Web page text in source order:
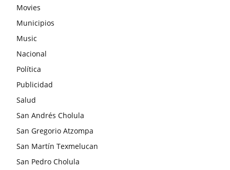
Movies
Municipios
Music
Nacional
Política
Publicidad
Salud
San Andrés Cholula
San Gregorio Atzompa
San Martín Texmelucan
San Pedro Cholula